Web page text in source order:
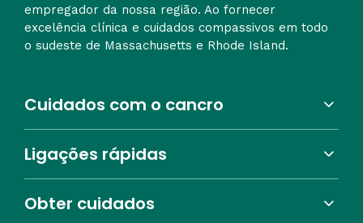
empregador da nossa região. Ao fornecer
excelência clínica e cuidados compassivos em todo
o sudeste de Massachusetts e Rhode Island.
Cuidados com o cancro
Ligações rápidas
Obter cuidados